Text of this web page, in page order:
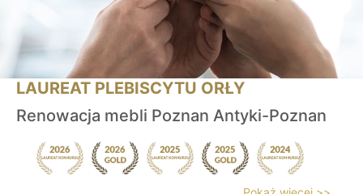
LAUREAT PLEBISCYTU ORŁY
Renowacja mebli Poznan Antyki-Poznan